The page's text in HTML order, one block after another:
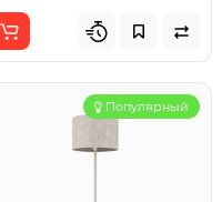
Популярный